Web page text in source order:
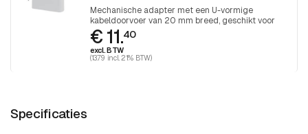
Mechanische adapter met een U-vormige
kabeldoorvoer van 20 mm breed, geschikt voor
toepassingen waarbij U-vormige
kabelbescherming vereist is. 1 stuk
€ 11.40
excl. BTW
(13.79 incl. 21% BTW)
Specificaties